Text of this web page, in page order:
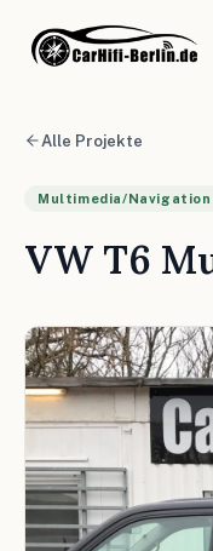
Alle Projekte
Multimedia/Navigation
VW T6